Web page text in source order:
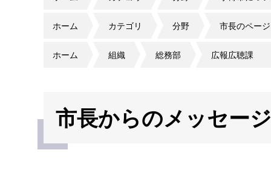
ホーム カテゴリ 分野 市長のページ
ホーム 組織 総務部 広報広聴課
市長からのメッセー